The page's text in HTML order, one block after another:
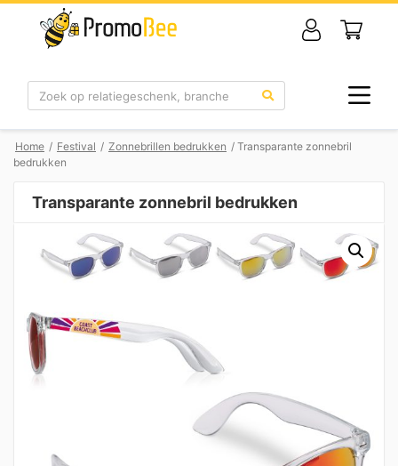
Zoek
Home / Festival / Zonnebrillen bedrukken / Transparante zonnebril
bedrukken
Transparante zonnebril bedrukken